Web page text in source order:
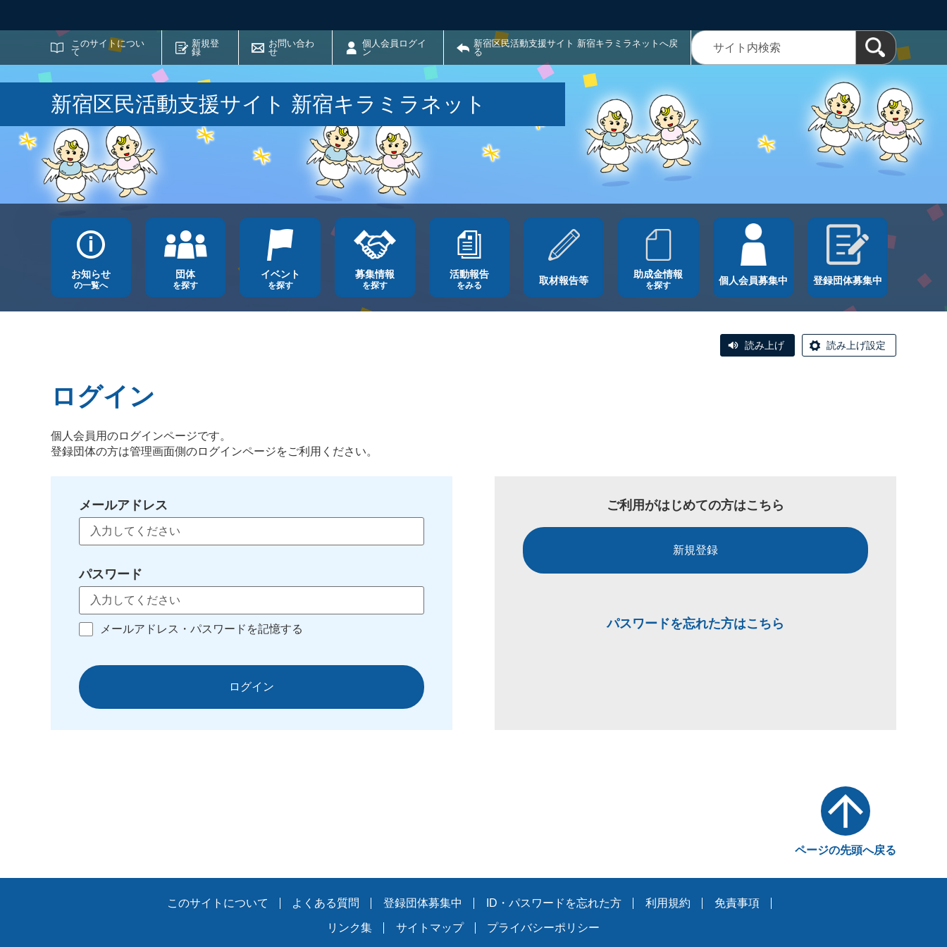
このサイトについ
て
新規登
録
お問い合わ
せ
個人会員ログイ
ン
新宿区民活動支援サイト 新宿キラミラネットへ戻
る
サイト内検索
新宿区民活動支援サイト 新宿キラミラネット
お知らせ
の一覧へ
団体
を探す
イベント
を探す
募集情報
を探す
活動報告
をみる 取材報告等
助成金情報
を探す 個人会員募集中 登録団体募集中
読み上げ 読み上げ設定
ログイン
個人会員用のログインページです。
登録団体の方は管理画面側のログインページをご利用ください。
メールアドレス
パスワード
メールアドレス・パスワードを記憶する
ログイン
ご利用がはじめての方はこちら
新規登録
パスワードを忘れた方はこちら
ページの先頭へ戻る
このサイトについて よくある質問 登録団体募集中 ID・パスワードを忘れた方 利用規約 免責事項
リンク集 サイトマップ プライバシーポリシー